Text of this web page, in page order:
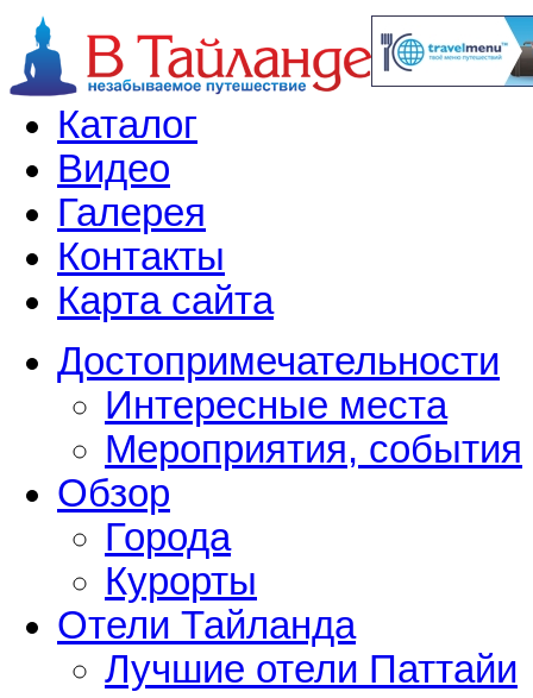
Каталог
Видео
Галерея
Контакты
Карта сайта
Достопримечательности
Интересные места
Мероприятия, события
Обзор
Города
Курорты
Отели Тайланда
Лучшие отели Паттайи